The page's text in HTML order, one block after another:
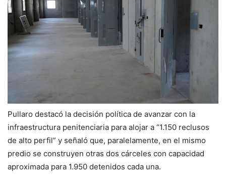
Pullaro destacó la decisión política de avanzar con la
infraestructura penitenciaria para alojar a “1.150 reclusos
de alto perfil” y señaló que, paralelamente, en el mismo
predio se construyen otras dos cárceles con capacidad
aproximada para 1.950 detenidos cada una.